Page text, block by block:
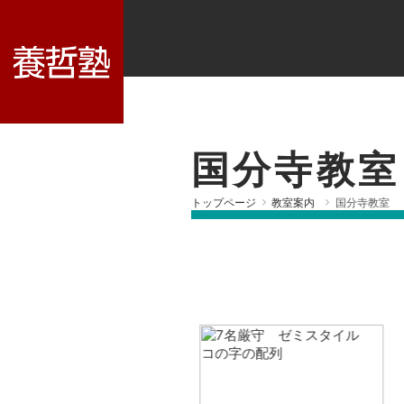
国分寺教室
トップページ 教室案内 国分寺教室